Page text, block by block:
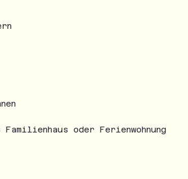
oder Ferienwohnung